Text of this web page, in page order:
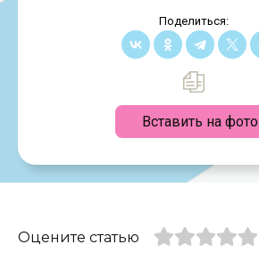
Поделиться:
Вставить на фото
Оцените статью